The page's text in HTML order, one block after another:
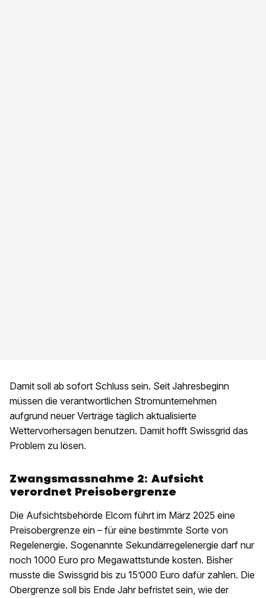
Damit soll ab sofort Schluss sein. Seit Jahresbeginn
müssen die verantwortlichen Stromunternehmen
aufgrund neuer Verträge täglich aktualisierte
Wettervorhersagen benutzen. Damit hofft Swissgrid das
Problem zu lösen.
Zwangsmassnahme 2: Aufsicht
verordnet Preisobergrenze
Die Aufsichtsbehörde Elcom führt im März 2025 eine
Preisobergrenze ein – für eine bestimmte Sorte von
Regelenergie. Sogenannte Sekundärregelenergie darf nur
noch 1000 Euro pro Megawattstunde kosten. Bisher
musste die Swissgrid bis zu 15’000 Euro dafür zahlen. Die
Obergrenze soll bis Ende Jahr befristet sein, wie der